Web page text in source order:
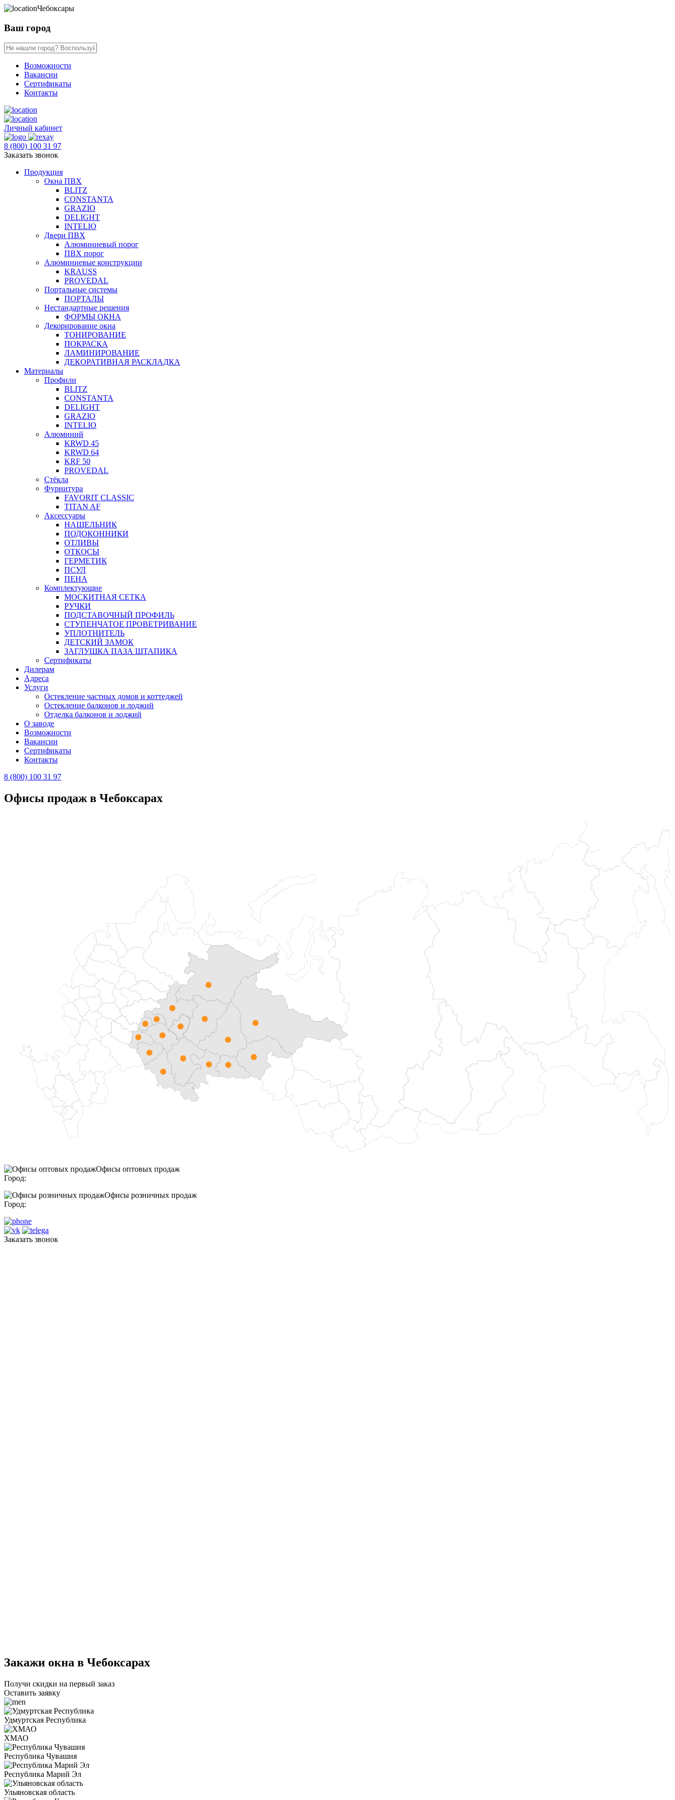
Чебоксары
Ваш город
Возможности
Вакансии
Сертификаты
Контакты
Личный кабинет
8 (800) 100 31 97
Заказать звонок
Продукция
Окна ПВХ
BLITZ
CONSTANTA
GRAZIO
DELIGHT
INTELIO
Двери ПВХ
Алюминиевый порог
ПВХ порог
Алюминиевые конструкции
KRAUSS
PROVEDAL
Портальные системы
ПОРТАЛЫ
Нестандартные решения
ФОРМЫ ОКНА
Декорирование окна
ТОНИРОВАНИЕ
ПОКРАСКА
ЛАМИНИРОВАНИЕ
ДЕКОРАТИВНАЯ РАСКЛАДКА
Материалы
Профили
BLITZ
CONSTANTA
DELIGHT
GRAZIO
INTELIO
Алюминий
KRWD 45
KRWD 64
KRF 50
PROVEDAL
Стёкла
Фурнитура
FAVORIT CLASSIC
TITAN AF
Аксессуары
НАЩЕЛЬНИК
ПОДОКОННИКИ
ОТЛИВЫ
ОТКОСЫ
ГЕРМЕТИК
ПСУЛ
ПЕНА
Комплектующие
МОСКИТНАЯ СЕТКА
РУЧКИ
ПОДСТАВОЧНЫЙ ПРОФИЛЬ
СТУПЕНЧАТОЕ ПРОВЕТРИВАНИЕ
УПЛОТНИТЕЛЬ
ДЕТСКИЙ ЗАМОК
ЗАГЛУШКА ПАЗА ШТАПИКА
Сертификаты
Дилерам
Адреса
Услуги
Остекление частных домов и коттеджей
Остекление балконов и лоджий
Отделка балконов и лоджий
О заводе
Возможности
Вакансии
Сертификаты
Контакты
8 (800) 100 31 97
Офисы продаж в Чебоксарах
Офисы оптовых продаж
Город:
Офисы розничных продаж
Город:
Заказать звонок
Закажи окна в Чебоксарах
Получи скидки на первый заказ
Оставить заявку
Удмуртская Республика
ХМАО
Республика Чувашия
Республика Марий Эл
Ульяновская область